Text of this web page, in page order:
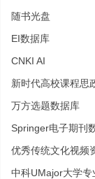
随书光盘
EI数据库
CNKI AI
新时代高校课程思
万方选题数据库
Springer电子期刊
优秀传统文化视频
中科UMajor大学